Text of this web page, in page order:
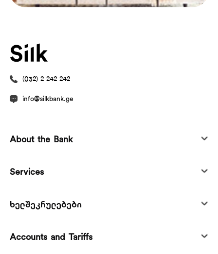
(032) 2 242 242
info@silkbank.ge
About the Bank
Services
ხელშეკრულებები
Accounts and Tariffs